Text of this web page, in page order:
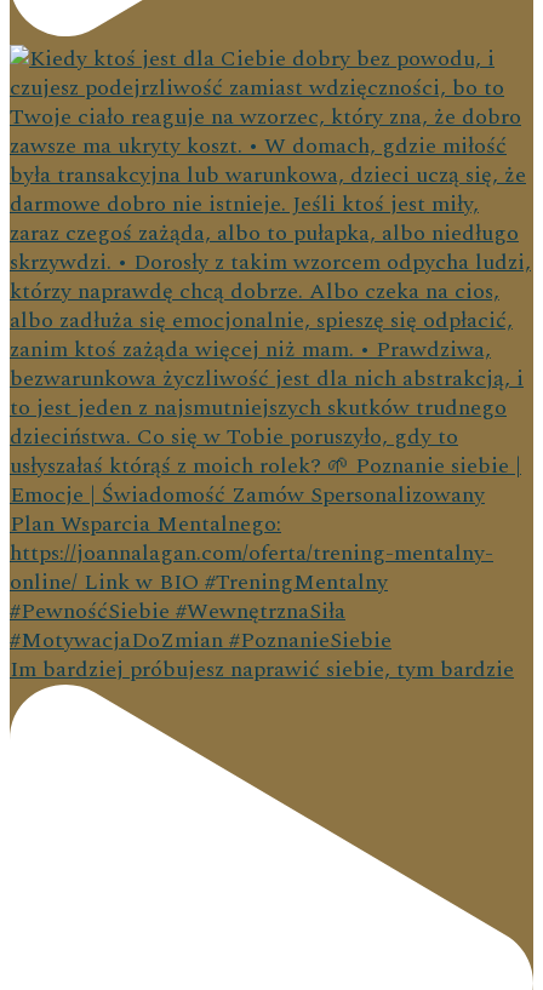
Im bardziej próbujesz naprawić siebie, tym bardzie